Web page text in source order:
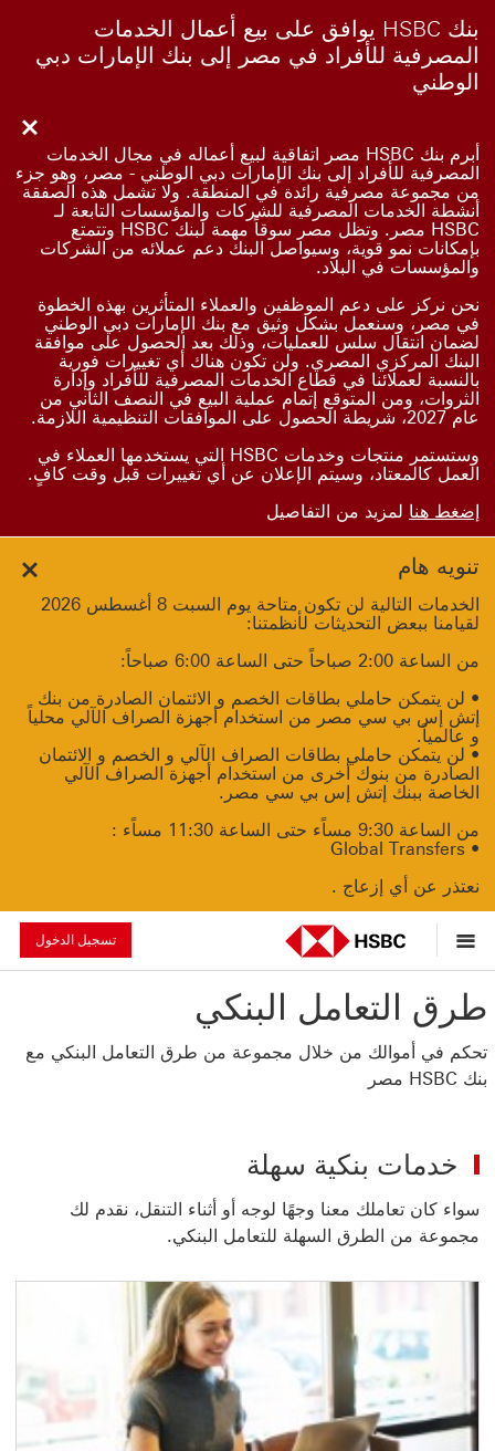
بنك HSBC يوافق على بيع أعمال الخدمات
المصرفية للأفراد في مصر إلى بنك الإمارات دبي
الوطني
أبرم بنك HSBC مصر اتفاقية لبيع أعماله في مجال الخدمات
المصرفية للأفراد إلى بنك الإمارات دبي الوطني - مصر، وهو جزء
من مجموعة مصرفية رائدة في المنطقة. ولا تشمل هذه الصفقة
أنشطة الخدمات المصرفية للشركات والمؤسسات التابعة لـ
HSBC مصر. وتظل مصر سوقاً مهمة لبنك HSBC وتتمتع
بإمكانات نمو قوية، وسيواصل البنك دعم عملائه من الشركات
والمؤسسات في البلاد.
نحن نركز على دعم الموظفين والعملاء المتأثرين بهذه الخطوة
في مصر، وسنعمل بشكل وثيق مع بنك الإمارات دبي الوطني
لضمان انتقال سلس للعمليات، وذلك بعد الحصول على موافقة
البنك المركزي المصري. ولن تكون هناك أي تغييرات فورية
بالنسبة لعملائنا في قطاع الخدمات المصرفية للأفراد وإدارة
الثروات، ومن المتوقع إتمام عملية البيع في النصف الثاني من
عام 2027، شريطة الحصول على الموافقات التنظيمية اللازمة.
وستستمر منتجات وخدمات HSBC التي يستخدمها العملاء في
العمل كالمعتاد، وسيتم الإعلان عن أي تغييرات قبل وقت كافٍ.
إضغط هنا لمزيد من التفاصيل
تنويه هام
الخدمات التالية لن تكون متاحة يوم السبت 8 أغسطس 2026
لقيامنا ببعض التحديثات لأنظمتنا:
من الساعة 2:00 صباحاً حتى الساعة 6:00 صباحاً:
• لن يتمكن حاملي بطاقات الخصم و الائتمان الصادرة من بنك
إتش إس بي سي مصر من استخدام أجهزة الصراف الآلي محلياً
و عالمياً.
• لن يتمكن حاملي بطاقات الصراف الآلي و الخصم و الائتمان
الصادرة من بنوك أخرى من استخدام أجهزة الصراف الآلي
الخاصة ببنك إتش إس بي سي مصر.
من الساعة 9:30 مساًء حتى الساعة 11:30 مساًء :
• Global Transfers
نعتذر عن أي إزعاج .
تسجيل الدخول
طرق التعامل البنكي
تحكم في أموالك من خلال مجموعة من طرق التعامل البنكي مع
بنك HSBC مصر
خدمات بنكية سهلة
سواء كان تعاملك معنا وجهًا لوجه أو أثناء التنقل، نقدم لك
مجموعة من الطرق السهلة للتعامل البنكي.